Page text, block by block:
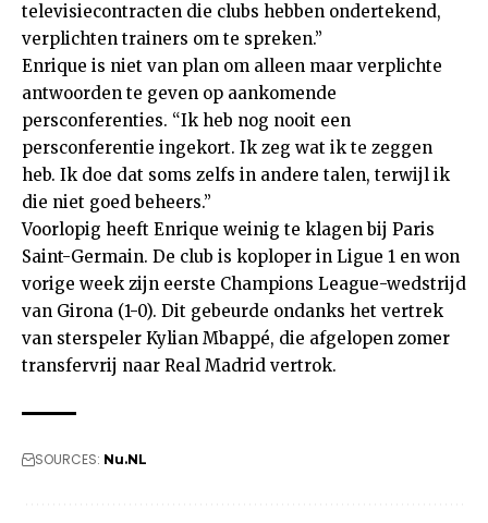
televisiecontracten die clubs hebben ondertekend,
verplichten trainers om te spreken.”
Enrique is niet van plan om alleen maar verplichte
antwoorden te geven op aankomende
persconferenties. “Ik heb nog nooit een
persconferentie ingekort. Ik zeg wat ik te zeggen
heb. Ik doe dat soms zelfs in andere talen, terwijl ik
die niet goed beheers.”
Voorlopig heeft Enrique weinig te klagen bij Paris
Saint-Germain. De club is koploper in Ligue 1 en won
vorige week zijn eerste Champions League-wedstrijd
van Girona (1-0). Dit gebeurde ondanks het vertrek
van sterspeler Kylian Mbappé, die afgelopen zomer
transfervrij naar Real Madrid vertrok.
SOURCES: Nu.NL